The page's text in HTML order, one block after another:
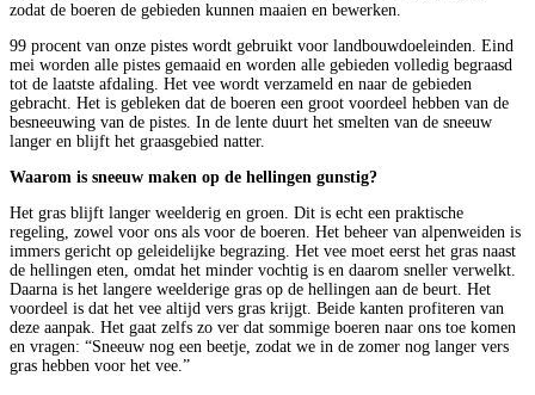
zodat de boeren de gebieden kunnen maaien en bewerken.
99 procent van onze pistes wordt gebruikt voor landbouwdoeleinden. Eind
mei worden alle pistes gemaaid en worden alle gebieden volledig begraasd
tot de laatste afdaling. Het vee wordt verzameld en naar de gebieden
gebracht. Het is gebleken dat de boeren een groot voordeel hebben van de
besneeuwing van de pistes. In de lente duurt het smelten van de sneeuw
langer en blijft het graasgebied natter.
Waarom is sneeuw maken op de hellingen gunstig?
Het gras blijft langer weelderig en groen. Dit is echt een praktische
regeling, zowel voor ons als voor de boeren. Het beheer van alpenweiden is
immers gericht op geleidelijke begrazing. Het vee moet eerst het gras naast
de hellingen eten, omdat het minder vochtig is en daarom sneller verwelkt.
Daarna is het langere weelderige gras op de hellingen aan de beurt. Het
voordeel is dat het vee altijd vers gras krijgt. Beide kanten profiteren van
deze aanpak. Het gaat zelfs zo ver dat sommige boeren naar ons toe komen
en vragen: “Sneeuw nog een beetje, zodat we in de zomer nog langer vers
gras hebben voor het vee.”